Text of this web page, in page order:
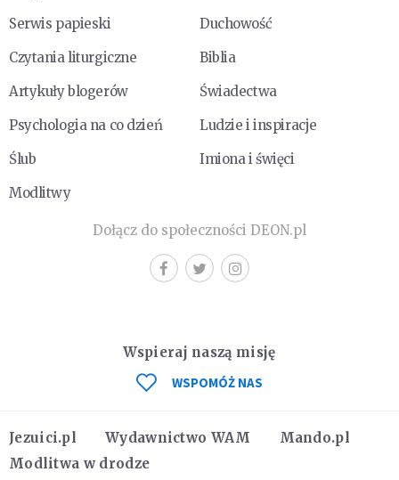
Serwis papieski
Duchowość
Czytania liturgiczne
Biblia
Artykuły blogerów
Świadectwa
Psychologia na co dzień
Ludzie i inspiracje
Ślub
Imiona i święci
Modlitwy
Dołącz do społeczności DEON.pl
Jezuici.pl Wydawnictwo WAM
Mando.pl
Modlitwa w drodze
Wspieraj naszą misję
WSPOMÓŻ NAS